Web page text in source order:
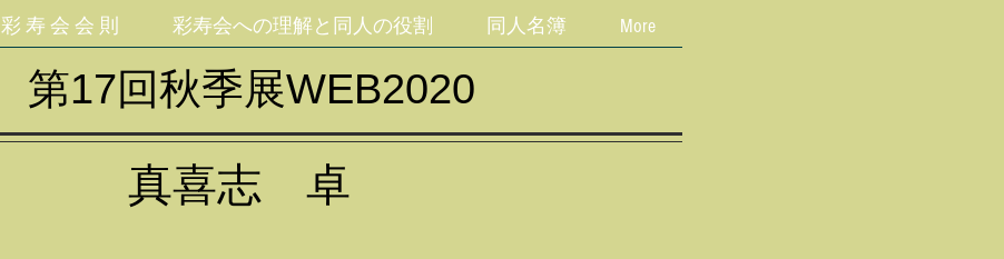
彩 寿 会 会 則 彩寿会への理解と同人の役割 同人名簿 More
第17回秋季展WEB2020
真喜志 卓